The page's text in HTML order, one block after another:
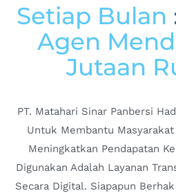
Setiap Bulan
Agen
Jutaan
PT. Matahari Sinar Panbersi
Untuk Membantu
Meningkatkan Pendapatan
Digunakan Adalah Layanan
Secara Digital. Siapapun